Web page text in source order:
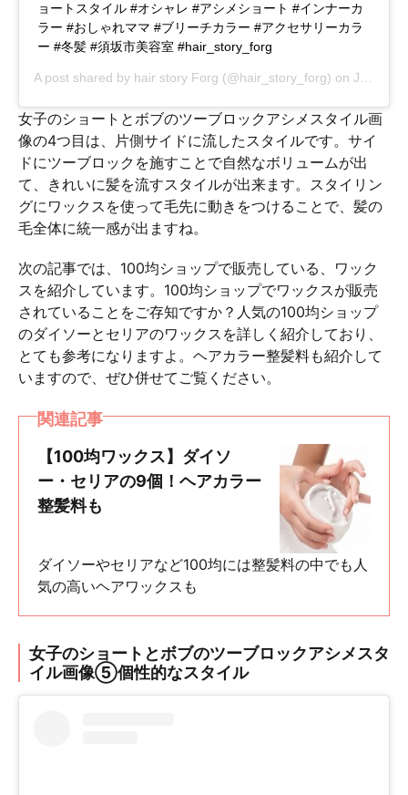
ョートスタイル #オシャレ #アシメショート #インナーカ
ラー #おしゃれママ #ブリーチカラー #アクセサリーカラ
ー #冬髪 #須坂市美容室 #hair_story_forg
A post shared by hair story Forg (@hair_story_forg) on Jan 23, 2019 at 7:20am PST
女子のショートとボブのツーブロックアシメスタイル画
像の4つ目は、片側サイドに流したスタイルです。サイ
ドにツーブロックを施すことで自然なボリュームが出
て、きれいに髪を流すスタイルが出来ます。スタイリン
グにワックスを使って毛先に動きをつけることで、髪の
毛全体に統一感が出ますね。
次の記事では、100均ショップで販売している、ワック
スを紹介しています。100均ショップでワックスが販売
されていることをご存知ですか？人気の100均ショップ
のダイソーとセリアのワックスを詳しく紹介しており、
とても参考になりますよ。ヘアカラー整髪料も紹介して
いますので、ぜひ併せてご覧ください。
関連記事
【100均ワックス】ダイソ
ー・セリアの9個！ヘアカラー
整髪料も
ダイソーやセリアなど100均には整髪料の中でも人
気の高いヘアワックスも
女子のショートとボブのツーブロックアシメスタ
イル画像⑤個性的なスタイル